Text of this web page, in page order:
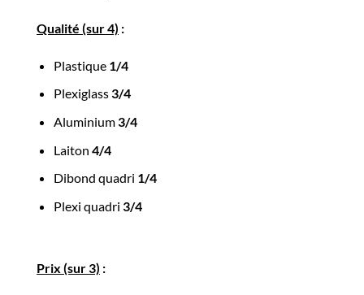
Qualité (sur 4) :
Plastique 1/4
Plexiglass3/4
Aluminium3/4
Laiton 4/4
Dibond quadri 1/4
Plexi quadri 3/4
Prix (sur 3) :